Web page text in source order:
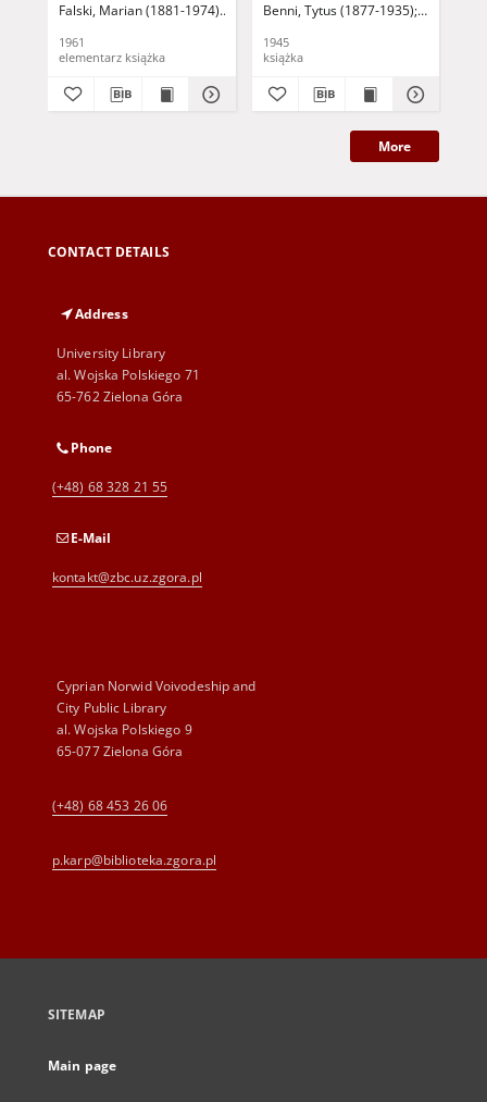
wzroku)
Falski, Marian (1881-1974) Sopoćko, Konstanty (1903-1992) - il.
1961
elementarz książka
Benni, Tytus (1877-1935) Falski,
1945
książka
More
CONTACT DETAILS
Address
University Library
al. Wojska Polskiego 71
65-762 Zielona Góra
Phone
(+48) 68 328 21 55
E-Mail
kontakt@zbc.uz.zgora.pl
Cyprian Norwid Voivodeship and
City Public Library
al. Wojska Polskiego 9
65-077 Zielona Góra
(+48) 68 453 26 06
p.karp@biblioteka.zgora.pl
SITEMAP
Main page